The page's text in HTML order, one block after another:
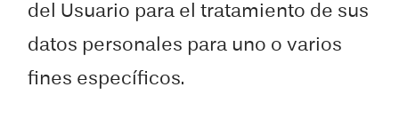
del Usuario para el tratamiento de sus
datos personales para uno o varios
fines específicos.